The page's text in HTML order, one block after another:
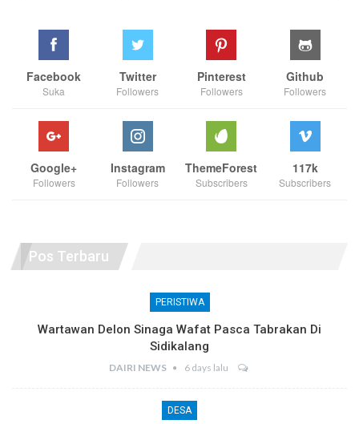
Facebook
Suka
Twitter
Followers
Pinterest
Followers
Github
Followers
Google+
Followers
Instagram
Followers
ThemeForest
Subscribers
117k
Subscribers
Pos Terbaru
PERISTIWA
Wartawan Delon Sinaga Wafat Pasca Tabrakan Di
Sidikalang
DAIRI NEWS 6 days lalu
DESA